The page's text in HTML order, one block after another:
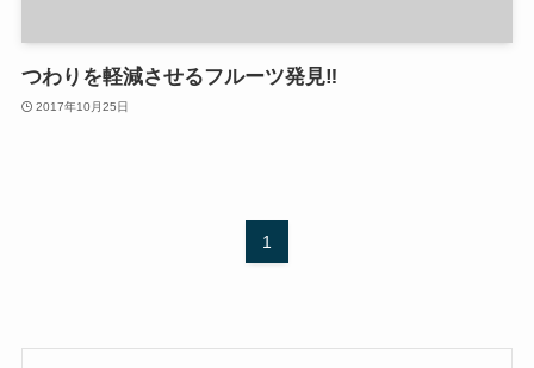
つわりを軽減させるフルーツ発見‼︎
2017年10月25日
1